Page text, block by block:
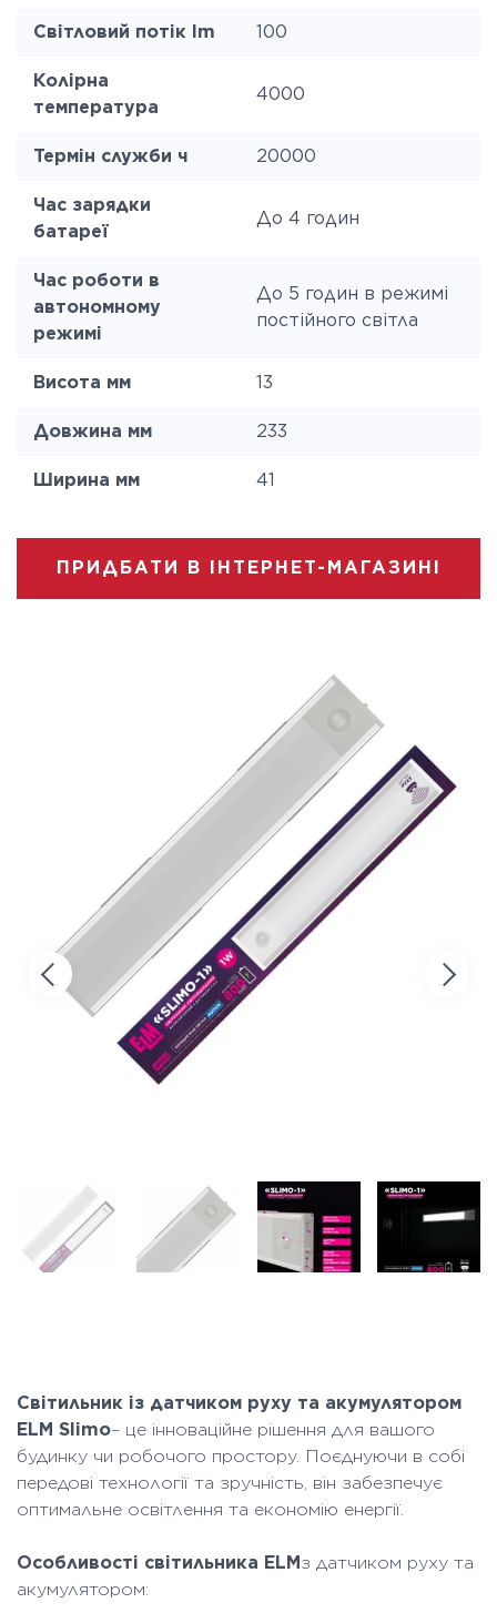
Світловий потік lm 100
Колірна
температура
4000
Термін служби ч 20000
Час зарядки
батареї
До 4 годин
Час роботи в
автономному
режимі
До 5 годин в режимі
постійного світла
Висота мм 13
Довжина мм 233
Ширина мм 41
ПРИДБАТИ В ІНТЕРНЕТ-МАГАЗИНІ
Світильник із датчиком руху та акумулятором
ELM Slimo– це інноваційне рішення для вашого
будинку чи робочого простору. Поєднуючи в собі
передові технології та зручність, він забезпечує
оптимальне освітлення та економію енергії.
Особливості світильника ELM з датчиком руху та
акумулятором: